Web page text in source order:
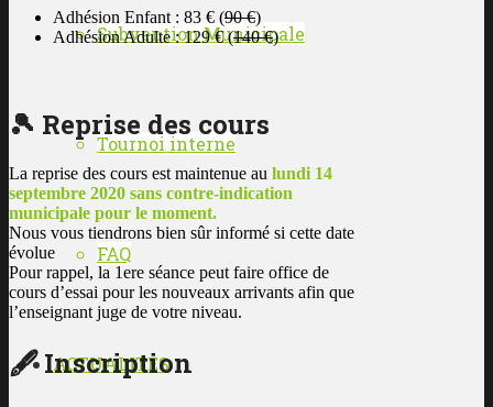
Subvention Municipale
Tournoi interne
FAQ
ACTUALITÉS
Adhésion Enfant : 83 € (90 €)
Adhésion Adulte : 129 € (140 €)
🎾 Reprise des cours
La reprise des cours est maintenue au lundi 14
septembre 2020 sans contre-indication
municipale pour le moment.
Nous vous tiendrons bien sûr informé si cette date
évolue
Pour rappel, la 1ere séance peut faire office de
cours d’essai pour les nouveaux arrivants afin que
l’enseignant juge de votre niveau.
🖋️ Inscription